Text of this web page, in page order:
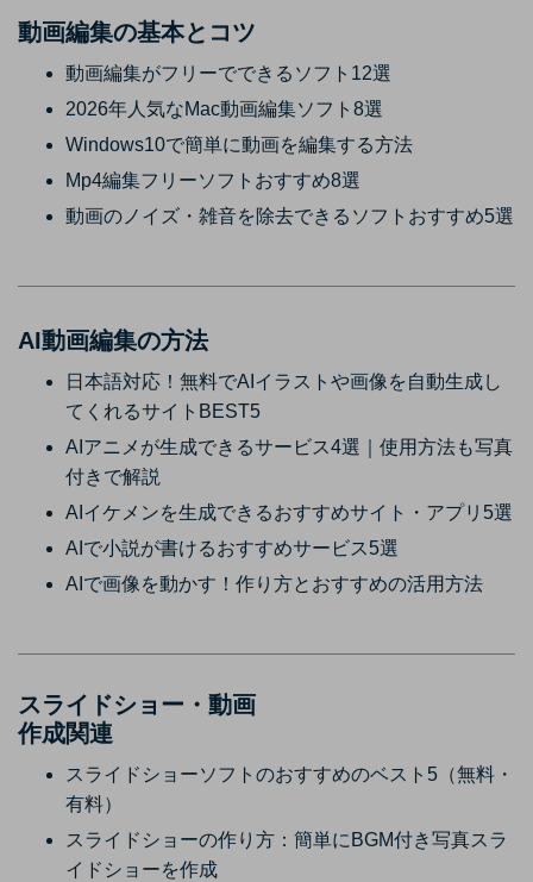
動画編集の基本とコツ
動画編集がフリーでできるソフト12選
2026年人気なMac動画編集ソフト8選
Windows10で簡単に動画を編集する方法
Mp4編集フリーソフトおすすめ8選
動画のノイズ・雑音を除去できるソフトおすすめ5選
AI動画編集の方法
日本語対応！無料でAIイラストや画像を自動生成し
てくれるサイトBEST5
AIアニメが生成できるサービス4選｜使用方法も写真
付きで解説
AIイケメンを生成できるおすすめサイト・アプリ5選
AIで小説が書けるおすすめサービス5選
AIで画像を動かす！作り方とおすすめの活用方法
スライドショー・動画
作成関連
スライドショーソフトのおすすめのベスト5（無料・
有料）
スライドショーの作り方：簡単にBGM付き写真スラ
イドショーを作成